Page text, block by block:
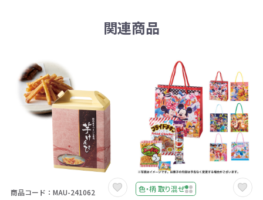
関連商品
商品コード：MAU-241062
色・柄 取り混ぜ